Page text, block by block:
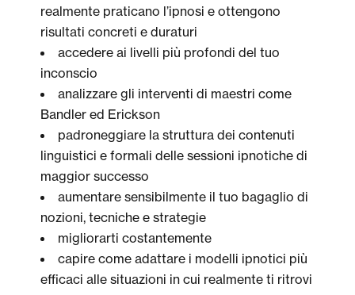
realmente praticano l’ipnosi e ottengono
risultati concreti e duraturi
accedere ai livelli più profondi del tuo
inconscio
analizzare gli interventi di maestri come
Bandler ed Erickson
padroneggiare la struttura dei contenuti
linguistici e formali delle sessioni ipnotiche di
maggior successo
aumentare sensibilmente il tuo bagaglio di
nozioni, tecniche e strategie
migliorarti costantemente
capire come adattare i modelli ipnotici più
efficaci alle situazioni in cui realmente ti ritrovi